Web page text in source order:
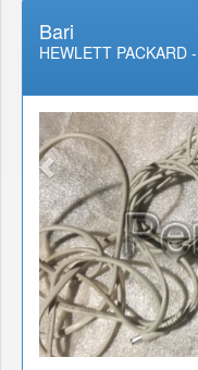
Bari
HEWLETT